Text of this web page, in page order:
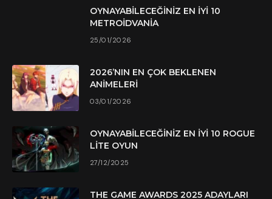
OYNAYABILECEĞINIZ EN İYI 10
METROIDVANIA
25/01/2026
2026’NIN EN ÇOK BEKLENEN
ANIMELERI
03/01/2026
OYNAYABILECEĞINIZ EN İYI 10 ROGUE
LITE OYUN
27/12/2025
THE GAME AWARDS 2025 ADAYLARI